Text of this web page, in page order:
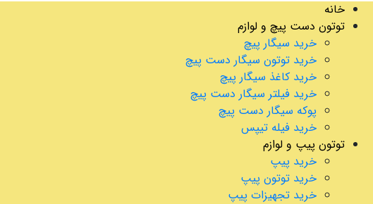
خانه
توتون دست پیچ و لوازم
خرید سیگار پیچ
خرید توتون سیگار دست پیچ
خرید کاغذ سیگار پیچ
خرید فیلتر سیگار دست پیچ
پوکه سیگار دست پیچ
خرید فیله تیپس
توتون پیپ و لوازم
خرید پیپ
خرید توتون پیپ
خرید تجهیزات پیپ